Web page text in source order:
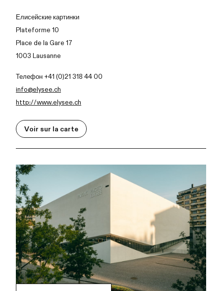
Елисейские картинки
Plateforme 10
Place de la Gare 17
1003 Lausanne
Телефон +41 (0)21 318 44 00
info@elysee.ch
http://www.elysee.ch
Voir sur la carte